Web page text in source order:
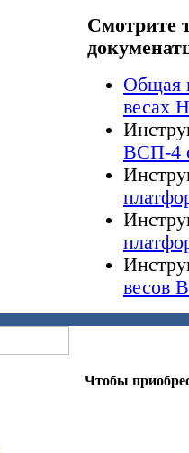
Смотрите
Общая
весах
ВСП-4
весов
Чтобы